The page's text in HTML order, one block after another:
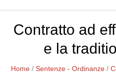
Contratto ad
e la
Home /Sentenze - Ordinanze /